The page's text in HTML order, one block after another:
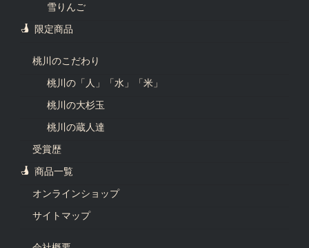
雪りんご
限定商品
桃川のこだわり
桃川の「人」「水」「米」
桃川の大杉玉
桃川の蔵人達
受賞歴
商品一覧
オンラインショップ
サイトマップ